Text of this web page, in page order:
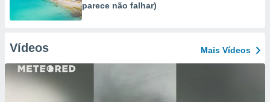
parece não falhar)
Vídeos Mais Vídeos